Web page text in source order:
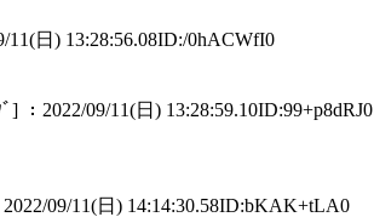
日) 13:28:56.08ID:/0hACWfI0
：2022/09/11(日) 13:28:59.10ID:99+p8dRJ0
09/11(日) 14:14:30.58ID:bKAK+tLA0